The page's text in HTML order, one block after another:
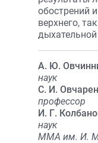
обострений
верхнего,
А. Ю.
наук
С. И.
профессор
И. Г.
наук
ММА им. И. М.